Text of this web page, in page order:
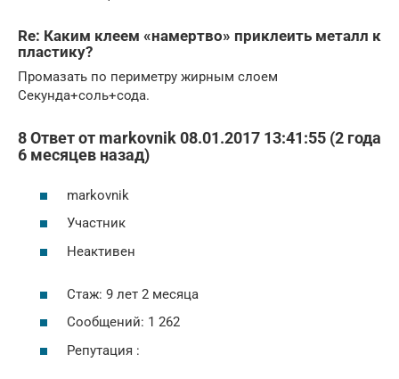
Re: Каким клеем «намертво» приклеить металл к
пластику?
Промазать по периметру жирным слоем
Секунда+соль+сода.
8 Ответ от markovnik 08.01.2017 13:41:55 (2 года
6 месяцев назад)
markovnik
Участник
Неактивен
Стаж: 9 лет 2 месяца
Сообщений: 1 262
Репутация :